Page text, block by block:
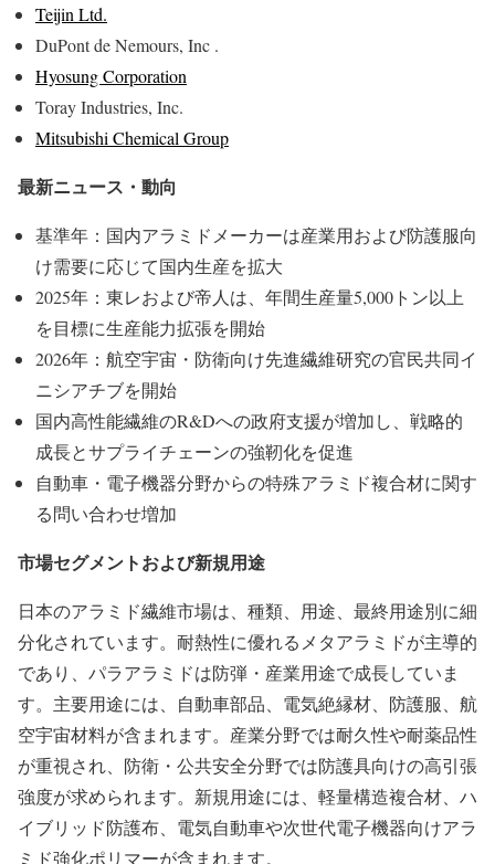
Teijin Ltd.
DuPont de Nemours, Inc .
Hyosung Corporation
Toray Industries, Inc.
Mitsubishi Chemical Group
最新ニュース・動向
基準年：国内アラミドメーカーは産業用および防護服向
け需要に応じて国内生産を拡大
2025年：東レおよび帝人は、年間生産量5,000トン以上
を目標に生産能力拡張を開始
2026年：航空宇宙・防衛向け先進繊維研究の官民共同イ
ニシアチブを開始
国内高性能繊維のR&Dへの政府支援が増加し、戦略的
成長とサプライチェーンの強靭化を促進
自動車・電子機器分野からの特殊アラミド複合材に関す
る問い合わせ増加
市場セグメントおよび新規用途
日本のアラミド繊維市場は、種類、用途、最終用途別に細
分化されています。耐熱性に優れるメタアラミドが主導的
であり、パラアラミドは防弾・産業用途で成長していま
す。主要用途には、自動車部品、電気絶縁材、防護服、航
空宇宙材料が含まれます。産業分野では耐久性や耐薬品性
が重視され、防衛・公共安全分野では防護具向けの高引張
強度が求められます。新規用途には、軽量構造複合材、ハ
イブリッド防護布、電気自動車や次世代電子機器向けアラ
ミド強化ポリマーが含まれます。